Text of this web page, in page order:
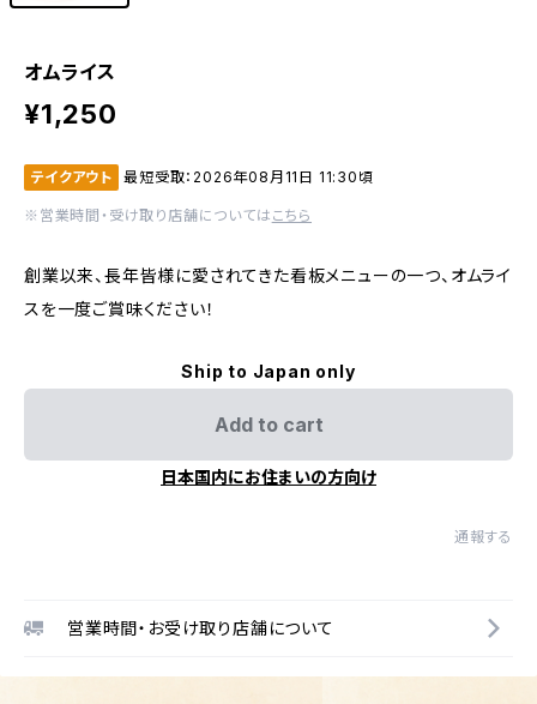
オムライス
¥1,250
テイクアウト 最短受取：2026年08月11日 11:30頃
※営業時間・受け取り店舗については こちら
創業以来、長年皆様に愛されてきた看板メニューの一つ、オムライ
スを一度ご賞味ください！
Ship to Japan only
Add to cart
日本国内にお住まいの方向け
通報する
営業時間・お受け取り店舗について